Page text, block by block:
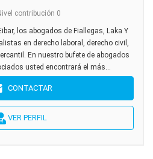
contribución 0
los abogados de Fiallegas, Laka Y
en derecho laboral, derecho civil,
En nuestro bufete de abogados
usted encontrará el más...
CONTACTAR
VER PERFIL